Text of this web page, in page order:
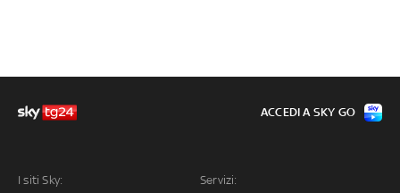
I siti Sky: Servizi:
ACCEDI A SKY GO